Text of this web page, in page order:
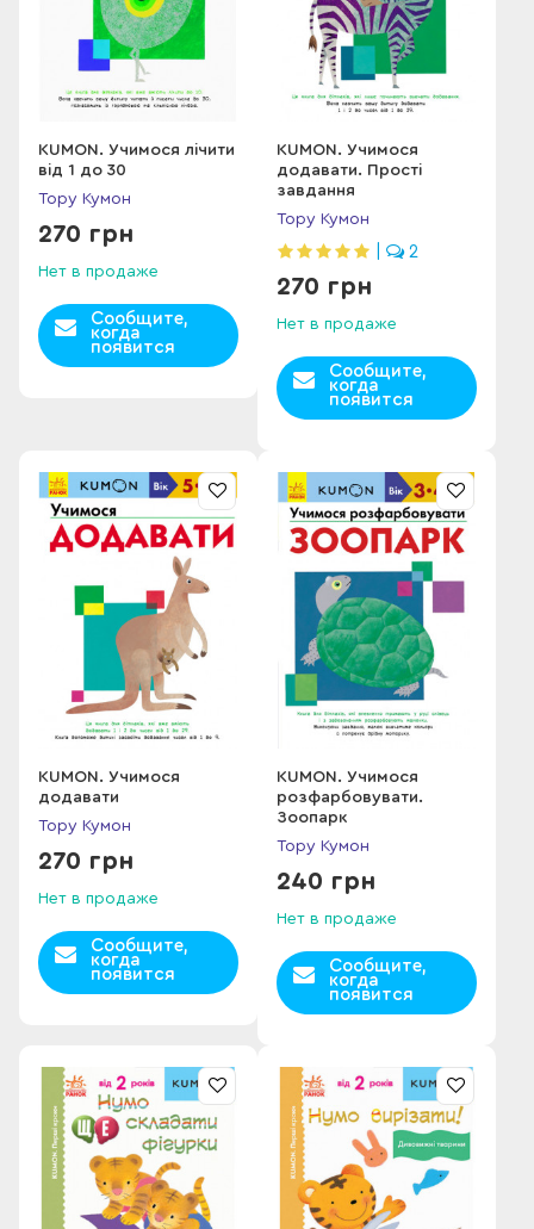
KUMON. Учимося лічити
від 1 до 30
Тору Кумон
270 грн
Нет в продаже
Сообщите,
когда
появится
KUMON. Учимося
додавати. Прості
завдання
Тору Кумон
2
270 грн
Нет в продаже
Сообщите,
когда
появится
KUMON. Учимося
додавати
Тору Кумон
270 грн
Нет в продаже
Сообщите,
когда
появится
KUMON. Учимося
розфарбовувати.
Зоопарк
Тору Кумон
240 грн
Нет в продаже
Сообщите,
когда
появится